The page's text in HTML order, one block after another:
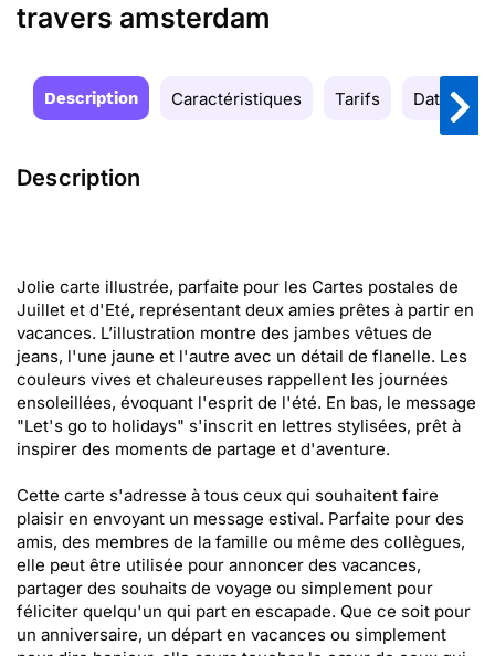
travers amsterdam
Description Caractéristiques Tarifs Date de
Description
Jolie carte illustrée, parfaite pour les Cartes postales de
Juillet et d'Eté, représentant deux amies prêtes à partir en
vacances. L’illustration montre des jambes vêtues de
jeans, l'une jaune et l'autre avec un détail de flanelle. Les
couleurs vives et chaleureuses rappellent les journées
ensoleillées, évoquant l'esprit de l'été. En bas, le message
"Let's go to holidays" s'inscrit en lettres stylisées, prêt à
inspirer des moments de partage et d'aventure.
Cette carte s'adresse à tous ceux qui souhaitent faire
plaisir en envoyant un message estival. Parfaite pour des
amis, des membres de la famille ou même des collègues,
elle peut être utilisée pour annoncer des vacances,
partager des souhaits de voyage ou simplement pour
féliciter quelqu'un qui part en escapade. Que ce soit pour
un anniversaire, un départ en vacances ou simplement